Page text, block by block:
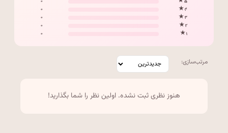
۵ ★
۰
۴ ★
۰
۳ ★
۰
۲ ★
۰
۱ ★
۰
مرتب‌سازی:
هنوز نظری ثبت نشده. اولین نظر را شما بگذارید!